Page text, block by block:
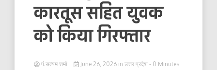
कारतूस सहित युवक
को किया गिरफ्तार
पं.सत्यम शर्मा June 26, 2026 in उत्तर प्रदेश - 0 Minutes